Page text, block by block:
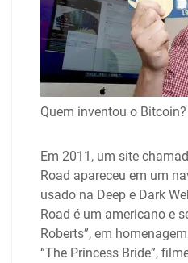
Quem inventou o
Em 2011, um site
Road apareceu em um
usado na Deep e Dark
Road é um americano e
Roberts”, em
“The Princess Bride”,